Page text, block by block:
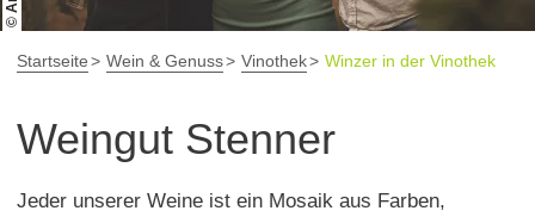
Startseite Wein & Genuss Vinothek Winzer in der Vinothek
Weingut Stenner
Jeder unserer Weine ist ein Mosaik aus Farben,